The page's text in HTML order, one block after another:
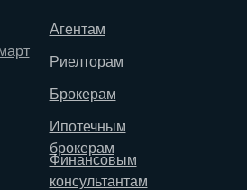
Агентам
Риелторам
Брокерам
Ипотечным
брокерам
Финансовым
консультантам